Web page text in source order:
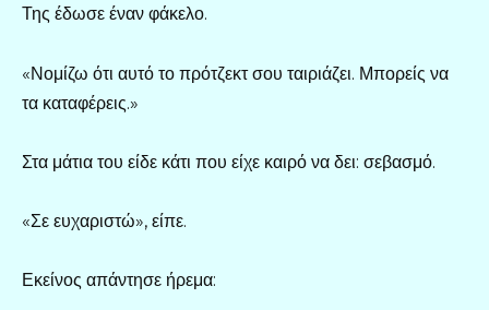
Της έδωσε έναν φάκελο.
«Νομίζω ότι αυτό το πρότζεκτ σου ταιριάζει. Μπορείς να
τα καταφέρεις.»
Στα μάτια του είδε κάτι που είχε καιρό να δει: σεβασμό.
«Σε ευχαριστώ», είπε.
Εκείνος απάντησε ήρεμα: